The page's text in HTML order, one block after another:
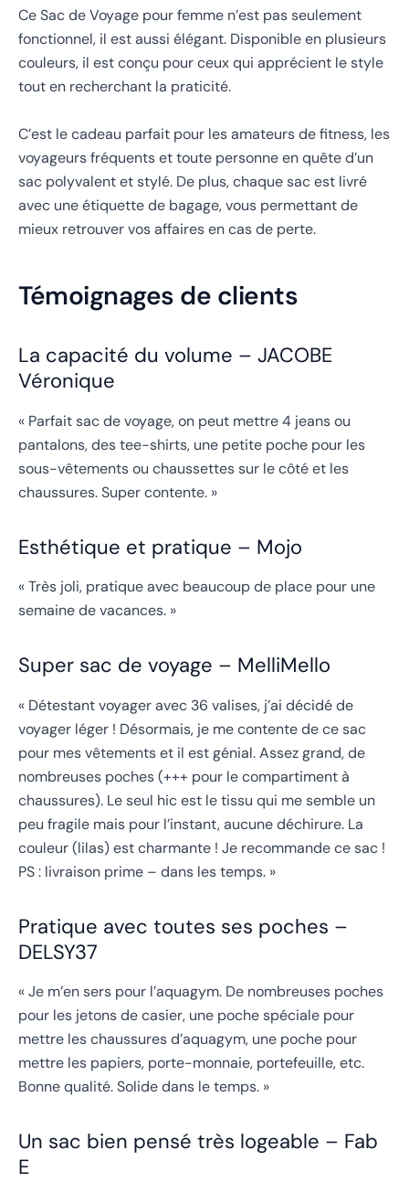
Ce Sac de Voyage pour femme n’est pas seulement
fonctionnel, il est aussi élégant. Disponible en plusieurs
couleurs, il est conçu pour ceux qui apprécient le style
tout en recherchant la praticité.
C’est le cadeau parfait pour les amateurs de fitness, les
voyageurs fréquents et toute personne en quête d’un
sac polyvalent et stylé. De plus, chaque sac est livré
avec une étiquette de bagage, vous permettant de
mieux retrouver vos affaires en cas de perte.
Témoignages de clients
La capacité du volume – JACOBE
Véronique
« Parfait sac de voyage, on peut mettre 4 jeans ou
pantalons, des tee-shirts, une petite poche pour les
sous-vêtements ou chaussettes sur le côté et les
chaussures. Super contente. »
Esthétique et pratique – Mojo
« Très joli, pratique avec beaucoup de place pour une
semaine de vacances. »
Super sac de voyage – MelliMello
« Détestant voyager avec 36 valises, j’ai décidé de
voyager léger ! Désormais, je me contente de ce sac
pour mes vêtements et il est génial. Assez grand, de
nombreuses poches (+++ pour le compartiment à
chaussures). Le seul hic est le tissu qui me semble un
peu fragile mais pour l’instant, aucune déchirure. La
couleur (lilas) est charmante ! Je recommande ce sac !
PS : livraison prime – dans les temps. »
Pratique avec toutes ses poches –
DELSY37
« Je m’en sers pour l’aquagym. De nombreuses poches
pour les jetons de casier, une poche spéciale pour
mettre les chaussures d’aquagym, une poche pour
mettre les papiers, porte-monnaie, portefeuille, etc.
Bonne qualité. Solide dans le temps. »
Un sac bien pensé très logeable – Fab
E